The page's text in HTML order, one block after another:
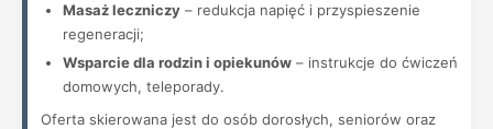
Masaż leczniczy – redukcja napięć i przyspieszenie
regeneracji;
Wsparcie dla rodzin i opiekunów – instrukcje do ćwiczeń
domowych, teleporady.
Oferta skierowana jest do osób dorosłych, seniorów oraz